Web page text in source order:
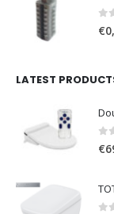
0
€
LATEST
0
€